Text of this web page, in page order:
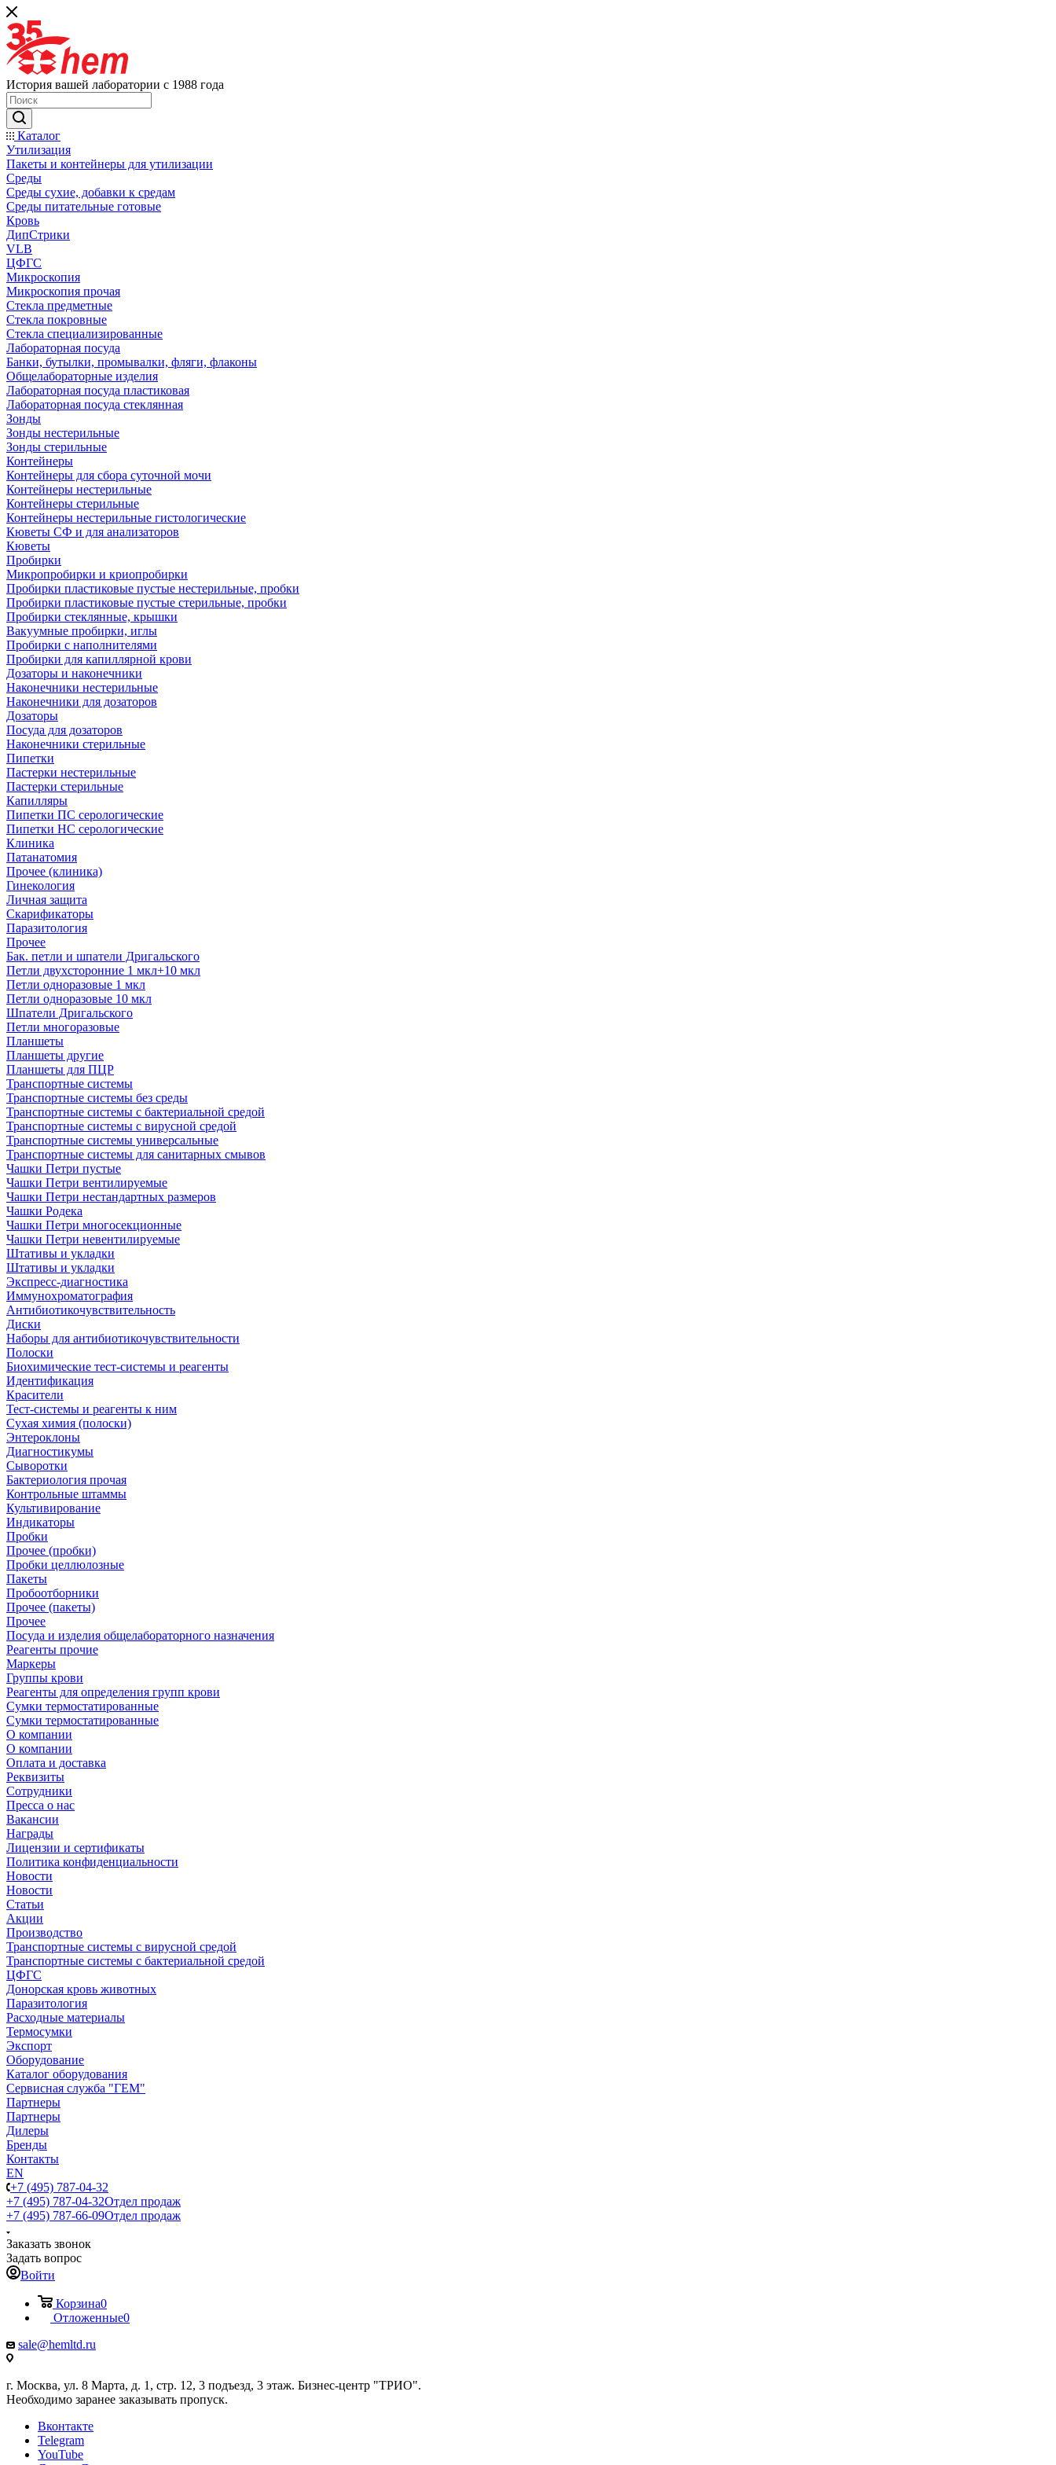
История вашей лаборатории с 1988 года
Каталог
Утилизация
Пакеты и контейнеры для утилизации
Среды
Среды сухие, добавки к средам
Среды питательные готовые
Кровь
ДипСтрики
VLB
ЦФГС
Микроскопия
Микроскопия прочая
Стекла предметные
Стекла покровные
Стекла специализированные
Лабораторная посуда
Банки, бутылки, промывалки, фляги, флаконы
Общелабораторные изделия
Лабораторная посуда пластиковая
Лабораторная посуда стеклянная
Зонды
Зонды нестерильные
Зонды стерильные
Контейнеры
Контейнеры для сбора суточной мочи
Контейнеры нестерильные
Контейнеры стерильные
Контейнеры нестерильные гистологические
Кюветы СФ и для анализаторов
Кюветы
Пробирки
Микропробирки и криопробирки
Пробирки пластиковые пустые нестерильные, пробки
Пробирки пластиковые пустые стерильные, пробки
Пробирки стеклянные, крышки
Вакуумные пробирки, иглы
Пробирки с наполнителями
Пробирки для капиллярной крови
Дозаторы и наконечники
Наконечники нестерильные
Наконечники для дозаторов
Дозаторы
Посуда для дозаторов
Наконечники стерильные
Пипетки
Пастерки нестерильные
Пастерки стерильные
Капилляры
Пипетки ПС серологические
Пипетки НС серологические
Клиника
Патанатомия
Прочее (клиника)
Гинекология
Личная защита
Скарификаторы
Паразитология
Прочее
Бак. петли и шпатели Дригальского
Петли двухсторонние 1 мкл+10 мкл
Петли одноразовые 1 мкл
Петли одноразовые 10 мкл
Шпатели Дригальского
Петли многоразовые
Планшеты
Планшеты другие
Планшеты для ПЦР
Транспортные системы
Транспортные системы без среды
Транспортные системы с бактериальной средой
Транспортные системы с вирусной средой
Транспортные системы универсальные
Транспортные системы для санитарных смывов
Чашки Петри пустые
Чашки Петри вентилируемые
Чашки Петри нестандартных размеров
Чашки Родека
Чашки Петри многосекционные
Чашки Петри невентилируемые
Штативы и укладки
Штативы и укладки
Экспресс-диагностика
Иммунохроматография
Антибиотикочувствительность
Диски
Наборы для антибиотикочувствительности
Полоски
Биохимические тест-системы и реагенты
Идентификация
Красители
Тест-системы и реагенты к ним
Сухая химия (полоски)
Энтероклоны
Диагностикумы
Сыворотки
Бактериология прочая
Контрольные штаммы
Культивирование
Индикаторы
Пробки
Прочее (пробки)
Пробки целлюлозные
Пакеты
Пробоотборники
Прочее (пакеты)
Прочее
Посуда и изделия общелабораторного назначения
Реагенты прочие
Маркеры
Группы крови
Реагенты для определения групп крови
Сумки термостатированные
Сумки термостатированные
О компании
О компании
Оплата и доставка
Реквизиты
Сотрудники
Пресса о нас
Вакансии
Награды
Лицензии и сертификаты
Политика конфиденциальности
Новости
Новости
Статьи
Акции
Производство
Транспортные системы с вирусной средой
Транспортные системы с бактериальной средой
ЦФГС
Донорская кровь животных
Паразитология
Расходные материалы
Термосумки
Экспорт
Оборудование
Каталог оборудования
Сервисная служба "ГЕМ"
Партнеры
Партнеры
Дилеры
Бренды
Контакты
EN
+7 (495) 787-04-32
+7 (495) 787-04-32Отдел продаж
+7 (495) 787-66-09Отдел продаж
Заказать звонок
Задать вопрос
Войти
Корзина0
Отложенные0
sale@hemltd.ru
г. Москва, ул. 8 Марта, д. 1, стр. 12, 3 подъезд, 3 этаж. Бизнес-центр "ТРИО".
Необходимо заранее заказывать пропуск.
Вконтакте
Telegram
YouTube